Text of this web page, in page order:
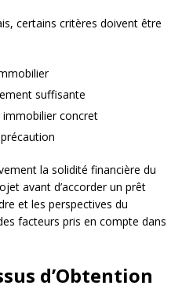
certains critères doivent être
suffisante
immobilier concret
la solidité financière du
avant d’accorder un prêt
et les perspectives du
facteurs pris en compte dans
d’Obtention